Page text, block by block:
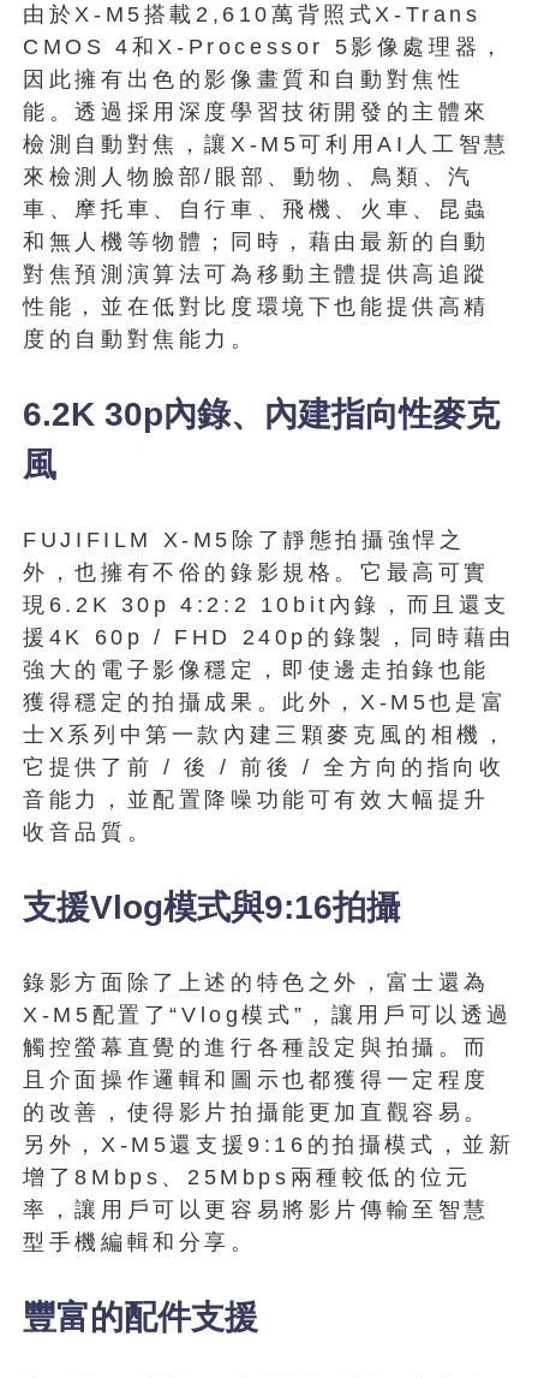
由於X-M5搭載2,610萬背照式X-Trans
CMOS 4和X-Processor 5影像處理器，
因此擁有出色的影像畫質和自動對焦性
能。透過採用深度學習技術開發的主體來
檢測自動對焦，讓X-M5可利用AI人工智慧
來檢測人物臉部/眼部、動物、鳥類、汽
車、摩托車、自行車、飛機、火車、昆蟲
和無人機等物體；同時，藉由最新的自動
對焦預測演算法可為移動主體提供高追蹤
性能，並在低對比度環境下也能提供高精
度的自動對焦能力。
6.2K 30p內錄、內建指向性麥克
風
FUJIFILM X-M5除了靜態拍攝強悍之
外，也擁有不俗的錄影規格。它最高可實
現6.2K 30p 4:2:2 10bit內錄，而且還支
援4K 60p / FHD 240p的錄製，同時藉由
強大的電子影像穩定，即使邊走拍錄也能
獲得穩定的拍攝成果。此外，X-M5也是富
士X系列中第一款內建三顆麥克風的相機，
它提供了前 / 後 / 前後 / 全方向的指向收
音能力，並配置降噪功能可有效大幅提升
收音品質。
支援Vlog模式與9:16拍攝
錄影方面除了上述的特色之外，富士還為
X-M5配置了“Vlog模式”，讓用戶可以透過
觸控螢幕直覺的進行各種設定與拍攝。而
且介面操作邏輯和圖示也都獲得一定程度
的改善，使得影片拍攝能更加直觀容易。
另外，X-M5還支援9:16的拍攝模式，並新
增了8Mbps、25Mbps兩種較低的位元
率，讓用戶可以更容易將影片傳輸至智慧
型手機編輯和分享。
豐富的配件支援